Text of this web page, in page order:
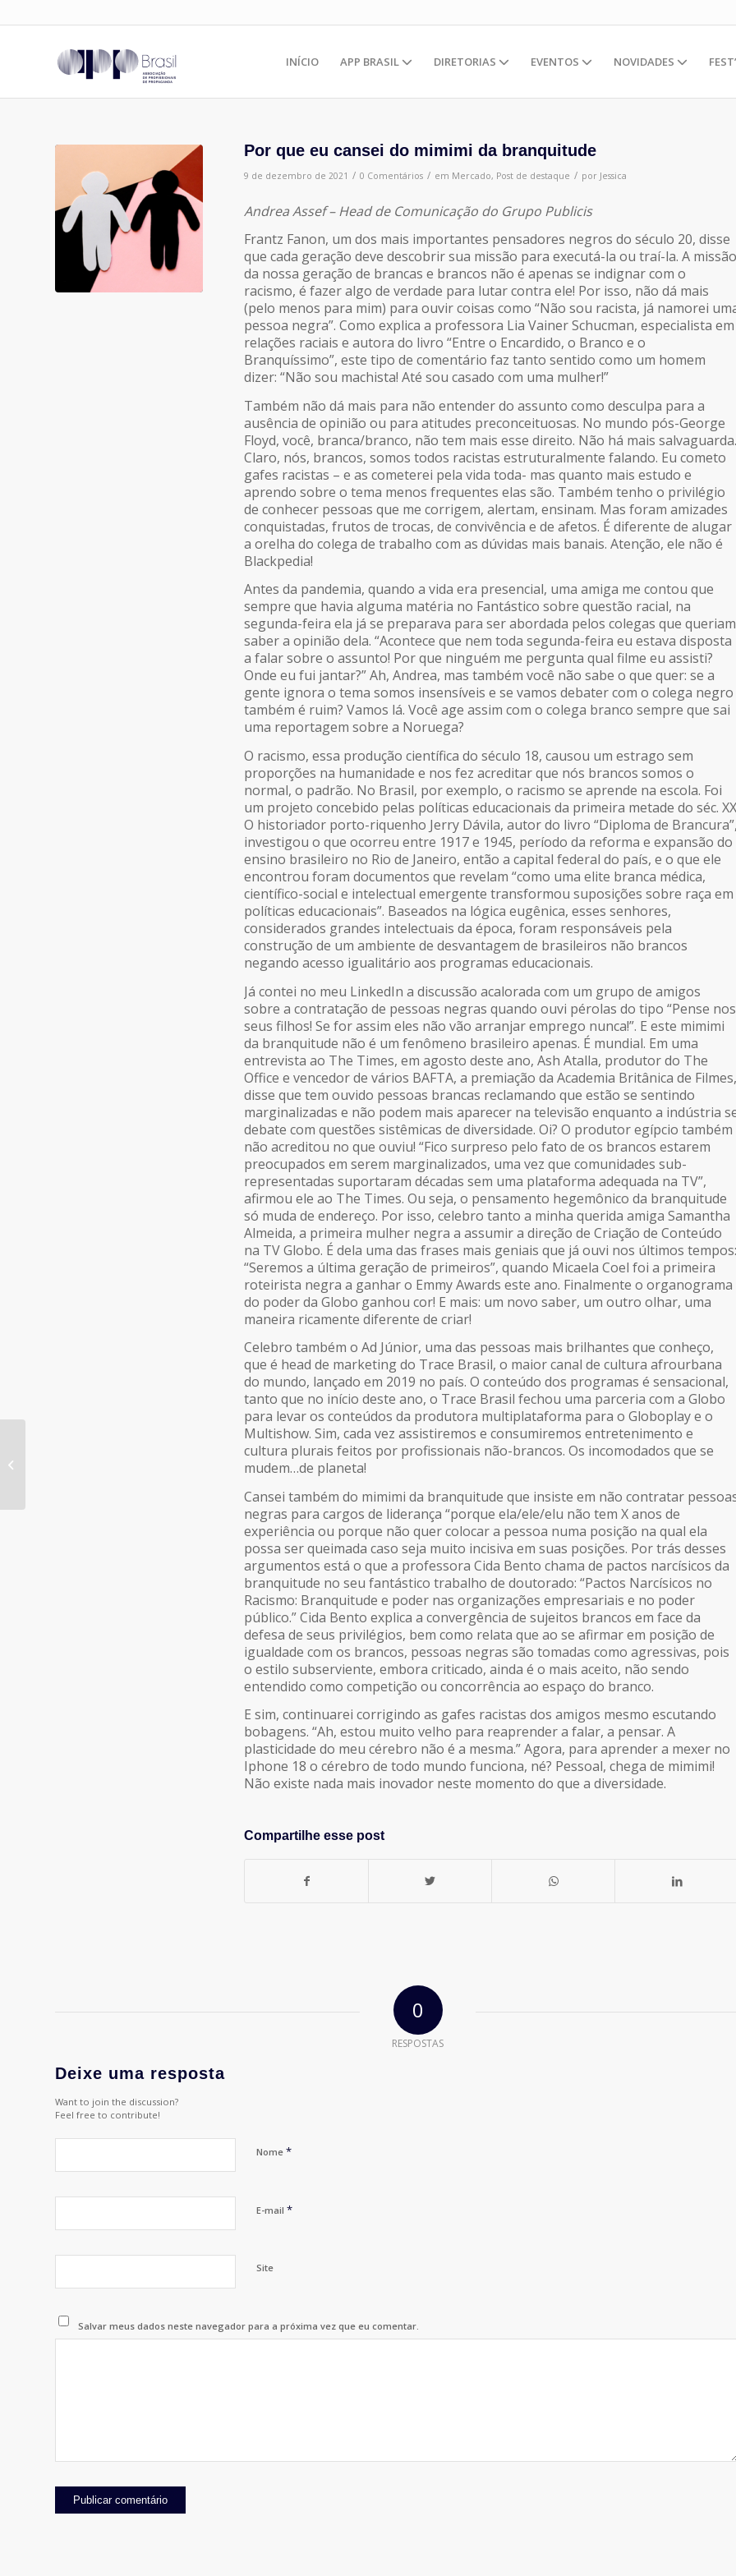
INÍCIO APP BRASIL DIRETORIAS EVENTOS NOVIDADES
Por que eu cansei do mimimi da branquitude
9 de dezembro de 2021 / 0 Comentários / em Mercado, Post de destaque / por Jessica
Andrea Assef – Head de Comunicação do Grupo Publicis
Frantz Fanon, um dos mais importantes pensadores negros do século 20, disse
que cada geração deve descobrir sua missão para executá-la ou traí-la. A missão
da nossa geração de brancas e brancos não é apenas se indignar com o
racismo, é fazer algo de verdade para lutar contra ele! Por isso, não dá mais
(pelo menos para mim) para ouvir coisas como “Não sou racista, já namorei
pessoa negra”. Como explica a professora Lia Vainer Schucman, especialista em
relações raciais e autora do livro “Entre o Encardido, o Branco e o
Branquíssimo”, este tipo de comentário faz tanto sentido como um homem
dizer: “Não sou machista! Até sou casado com uma mulher!”
Também não dá mais para não entender do assunto como desculpa para a
ausência de opinião ou para atitudes preconceituosas. No mundo pós-George
Floyd, você, branca/branco, não tem mais esse direito. Não há mais salvaguarda.
Claro, nós, brancos, somos todos racistas estruturalmente falando. Eu cometo
gafes racistas – e as cometerei pela vida toda- mas quanto mais estudo e
aprendo sobre o tema menos frequentes elas são. Também tenho o privilégio
de conhecer pessoas que me corrigem, alertam, ensinam. Mas foram amizades
conquistadas, frutos de trocas, de convivência e de afetos. É diferente de alugar
a orelha do colega de trabalho com as dúvidas mais banais. Atenção, ele não é
Blackpedia!
Antes da pandemia, quando a vida era presencial, uma amiga me contou que
sempre que havia alguma matéria no Fantástico sobre questão racial, na
segunda-feira ela já se preparava para ser abordada pelos colegas que queriam
saber a opinião dela. “Acontece que nem toda segunda-feira eu estava disposta
a falar sobre o assunto! Por que ninguém me pergunta qual filme eu assisti?
Onde eu fui jantar?” Ah, Andrea, mas também você não sabe o que quer: se a
gente ignora o tema somos insensíveis e se vamos debater com o colega negro
também é ruim? Vamos lá. Você age assim com o colega branco sempre que sai
uma reportagem sobre a Noruega?
O racismo, essa produção científica do século 18, causou um estrago sem
proporções na humanidade e nos fez acreditar que nós brancos somos o
normal, o padrão. No Brasil, por exemplo, o racismo se aprende na escola. Foi
um projeto concebido pelas políticas educacionais da primeira metade do séc.
O historiador porto-riquenho Jerry Dávila, autor do livro “Diploma de
investigou o que ocorreu entre 1917 e 1945, período da reforma e expansão do
ensino brasileiro no Rio de Janeiro, então a capital federal do país, e o que ele
encontrou foram documentos que revelam “como uma elite branca médica,
científico-social e intelectual emergente transformou suposições sobre raça em
políticas educacionais”. Baseados na lógica eugênica, esses senhores,
considerados grandes intelectuais da época, foram responsáveis pela
construção de um ambiente de desvantagem de brasileiros não brancos
negando acesso igualitário aos programas educacionais.
Já contei no meu LinkedIn a discussão acalorada com um grupo de amigos
sobre a contratação de pessoas negras quando ouvi pérolas do tipo “Pense nos
seus filhos! Se for assim eles não vão arranjar emprego nunca!”. E este mimimi
da branquitude não é um fenômeno brasileiro apenas. É mundial. Em uma
entrevista ao The Times, em agosto deste ano, Ash Atalla, produtor do The
Office e vencedor de vários BAFTA, a premiação da Academia Britânica de Filmes,
disse que tem ouvido pessoas brancas reclamando que estão se sentindo
marginalizadas e não podem mais aparecer na televisão enquanto a indústria
debate com questões sistêmicas de diversidade. Oi? O produtor egípcio também
não acreditou no que ouviu! “Fico surpreso pelo fato de os brancos estarem
preocupados em serem marginalizados, uma vez que comunidades sub-
representadas suportaram décadas sem uma plataforma adequada na TV”,
afirmou ele ao The Times. Ou seja, o pensamento hegemônico da branquitude
só muda de endereço. Por isso, celebro tanto a minha querida amiga Samantha
Almeida, a primeira mulher negra a assumir a direção de Criação de Conteúdo
na TV Globo. É dela uma das frases mais geniais que já ouvi nos últimos tempos:
“Seremos a última geração de primeiros”, quando Micaela Coel foi a primeira
roteirista negra a ganhar o Emmy Awards este ano. Finalmente o organograma
do poder da Globo ganhou cor! E mais: um novo saber, um outro olhar, uma
maneira ricamente diferente de criar!
Celebro também o Ad Júnior, uma das pessoas mais brilhantes que conheço,
que é head de marketing do Trace Brasil, o maior canal de cultura afrourbana
do mundo, lançado em 2019 no país. O conteúdo dos programas é sensacional,
tanto que no início deste ano, o Trace Brasil fechou uma parceria com a Globo
para levar os conteúdos da produtora multiplataforma para o Globoplay e o
Multishow. Sim, cada vez assistiremos e consumiremos entretenimento e
cultura plurais feitos por profissionais não-brancos. Os incomodados que se
mudem…de planeta!
Cansei também do mimimi da branquitude que insiste em não contratar
negras para cargos de liderança “porque ela/ele/elu não tem X anos de
experiência ou porque não quer colocar a pessoa numa posição na qual ela
possa ser queimada caso seja muito incisiva em suas posições. Por trás desses
argumentos está o que a professora Cida Bento chama de pactos narcísicos da
branquitude no seu fantástico trabalho de doutorado: “Pactos Narcísicos no
Racismo: Branquitude e poder nas organizações empresariais e no poder
público.” Cida Bento explica a convergência de sujeitos brancos em face da
defesa de seus privilégios, bem como relata que ao se afirmar em posição de
igualdade com os brancos, pessoas negras são tomadas como agressivas, pois
o estilo subserviente, embora criticado, ainda é o mais aceito, não sendo
entendido como competição ou concorrência ao espaço do branco.
E sim, continuarei corrigindo as gafes racistas dos amigos mesmo escutando
bobagens. “Ah, estou muito velho para reaprender a falar, a pensar. A
plasticidade do meu cérebro não é a mesma.” Agora, para aprender a mexer no
Iphone 18 o cérebro de todo mundo funciona, né? Pessoal, chega de mimimi!
Não existe nada mais inovador neste momento do que a diversidade.
Compartilhe esse post
0
RESPOSTAS
Deixe uma resposta
Want to join the discussion?
Feel free to contribute!
Nome *
E-mail *
Site
Salvar meus dados neste navegador para a próxima vez que eu comentar.